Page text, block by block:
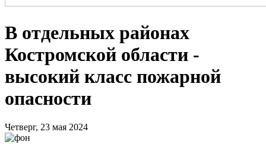
В отдельных районах
Костромской области -
высокий класс пожарной
опасности
Четверг, 23 мая 2024